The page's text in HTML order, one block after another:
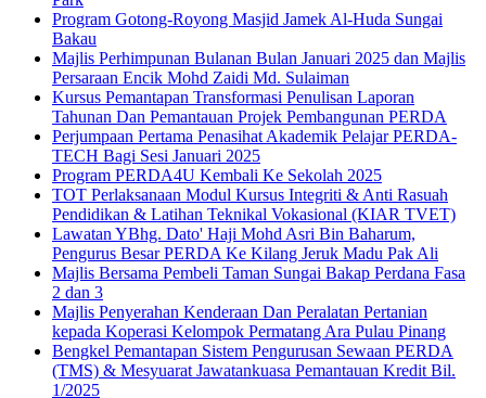
Program Gotong-Royong Masjid Jamek Al-Huda Sungai
Bakau
Majlis Perhimpunan Bulanan Bulan Januari 2025 dan Majlis
Persaraan Encik Mohd Zaidi Md. Sulaiman
Kursus Pemantapan Transformasi Penulisan Laporan
Tahunan Dan Pemantauan Projek Pembangunan PERDA
Perjumpaan Pertama Penasihat Akademik Pelajar PERDA-
TECH Bagi Sesi Januari 2025
Program PERDA4U Kembali Ke Sekolah 2025
TOT Perlaksanaan Modul Kursus Integriti & Anti Rasuah
Pendidikan & Latihan Teknikal Vokasional (KIAR TVET)
Lawatan YBhg. Dato' Haji Mohd Asri Bin Baharum,
Pengurus Besar PERDA Ke Kilang Jeruk Madu Pak Ali
Majlis Bersama Pembeli Taman Sungai Bakap Perdana Fasa
2 dan 3
Majlis Penyerahan Kenderaan Dan Peralatan Pertanian
kepada Koperasi Kelompok Permatang Ara Pulau Pinang
Bengkel Pemantapan Sistem Pengurusan Sewaan PERDA
(TMS) & Mesyuarat Jawatankuasa Pemantauan Kredit Bil.
1/2025